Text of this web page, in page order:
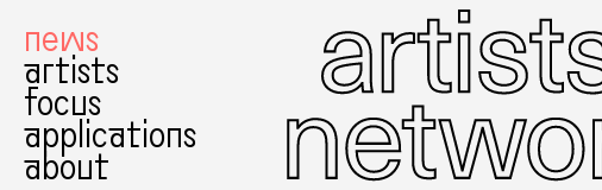
news
artists
focus
applications
about